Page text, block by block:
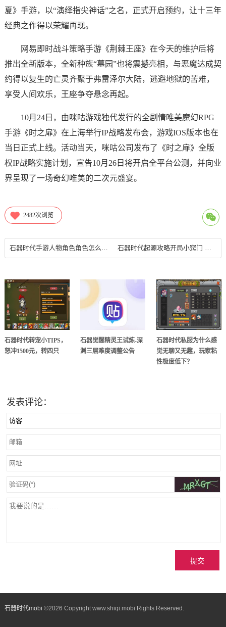
夏》手游，以“演绎指尖神话”之名，正式开启预约，让十三年
经典之作得以荣耀再现。
网易即时战斗策略手游《荆棘王座》在今天的维护后将
推出全新版本，全新种族“墓园”也将震撼亮相，与恶魔达成契
约得以复生的亡灵齐聚于弗雷泽尔大陆，逃避地狱的苦难，
享受人间欢乐，王座争夺悬念再起。
10月24日，由咪咕游戏独代发行的全剧情唯美魔幻RPG
手游《时之扉》在上海举行IP战略发布会，游戏IOS版本也在
当日正式上线。活动当天，咪咕公司发布了《时之扉》全版
权IP战略实施计划，宣告10月26日将开启全平台公测，并向业
界呈现了一场奇幻唯美的二次元盛宴。
2482次浏览
石器时代手游人物角色角色怎么加点？ 石器时代起源攻略开局小窍门 新人快速上手指南大全
石器时代转宠小TIPS，
怒冲1500元，转四只
石器觉醒精灵王试炼-深
渊三层难度调整公告
石器时代私服为什么感
觉无聊又无趣，玩家粘
性极度低下？
发表评论：
石器时代mobi ©2026 Copyright www.shiqi.mobi Rights Reserved.